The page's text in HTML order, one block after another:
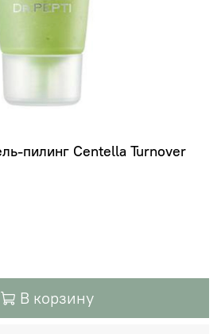
пилинг Centella Turnover
В корзину